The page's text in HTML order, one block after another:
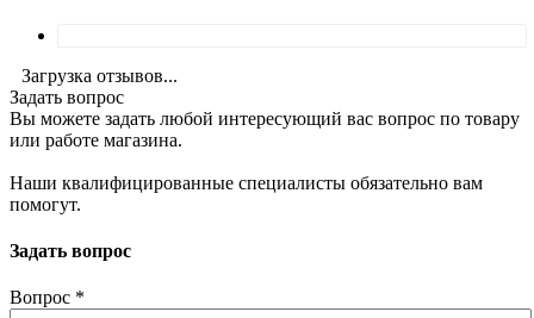
Загрузка отзывов...
Задать вопрос
Вы можете задать любой интересующий вас вопрос по товару
или работе магазина.
Наши квалифицированные специалисты обязательно вам
помогут.
Задать вопрос
Вопрос *